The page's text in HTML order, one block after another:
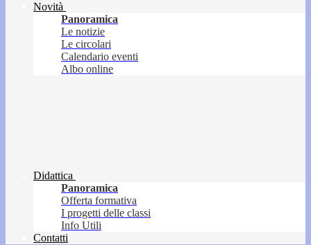
Novità
Panoramica
Le notizie
Le circolari
Calendario eventi
Albo online
Didattica
Panoramica
Offerta formativa
I progetti delle classi
Info Utili
Contatti